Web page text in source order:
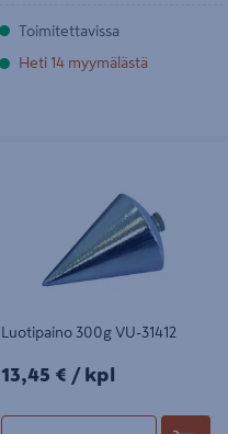
Toimitettavissa
Heti 14 myymälästä
Luotipaino 300g VU-31412
13,45€/kpl
13,45 € / kpl